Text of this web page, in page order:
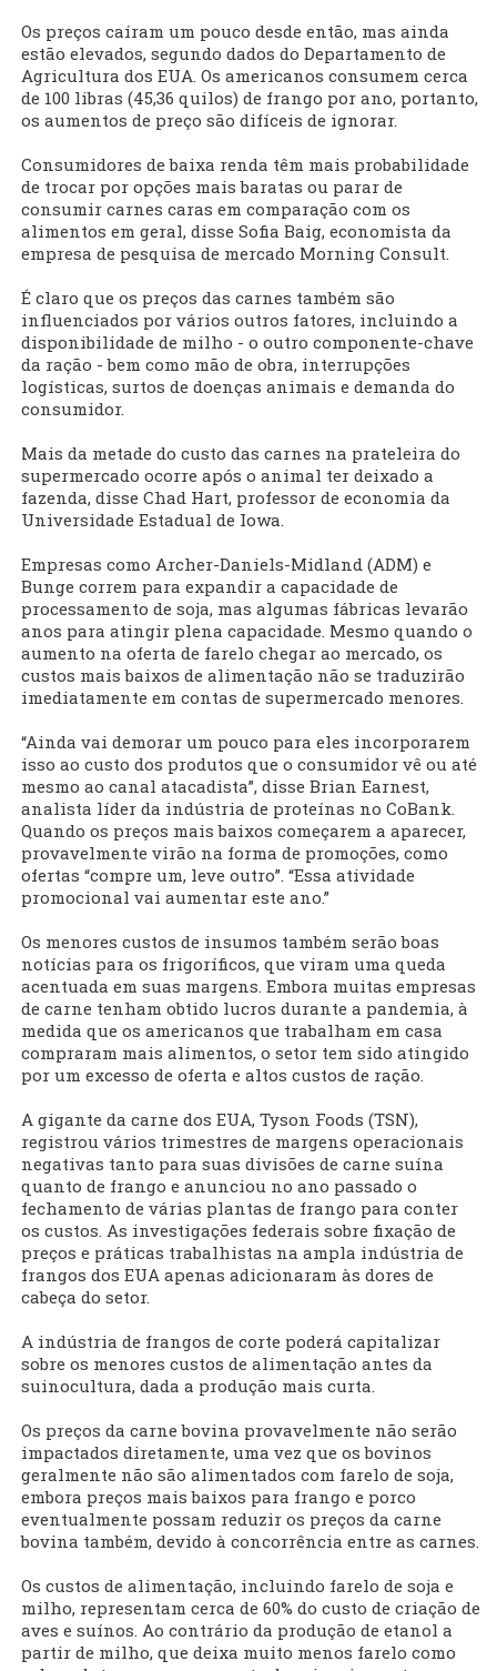
Os preços caíram um pouco desde então, mas ainda
estão elevados, segundo dados do Departamento de
Agricultura dos EUA. Os americanos consumem cerca
de 100 libras (45,36 quilos) de frango por ano, portanto,
os aumentos de preço são difíceis de ignorar.
Consumidores de baixa renda têm mais probabilidade
de trocar por opções mais baratas ou parar de
consumir carnes caras em comparação com os
alimentos em geral, disse Sofia Baig, economista da
empresa de pesquisa de mercado Morning Consult.
É claro que os preços das carnes também são
influenciados por vários outros fatores, incluindo a
disponibilidade de milho - o outro componente-chave
da ração - bem como mão de obra, interrupções
logísticas, surtos de doenças animais e demanda do
consumidor.
Mais da metade do custo das carnes na prateleira do
supermercado ocorre após o animal ter deixado a
fazenda, disse Chad Hart, professor de economia da
Universidade Estadual de Iowa.
Empresas como Archer-Daniels-Midland (ADM) e
Bunge correm para expandir a capacidade de
processamento de soja, mas algumas fábricas levarão
anos para atingir plena capacidade. Mesmo quando o
aumento na oferta de farelo chegar ao mercado, os
custos mais baixos de alimentação não se traduzirão
imediatamente em contas de supermercado menores.
“Ainda vai demorar um pouco para eles incorporarem
isso ao custo dos produtos que o consumidor vê ou até
mesmo ao canal atacadista”, disse Brian Earnest,
analista líder da indústria de proteínas no CoBank.
Quando os preços mais baixos começarem a aparecer,
provavelmente virão na forma de promoções, como
ofertas “compre um, leve outro”. “Essa atividade
promocional vai aumentar este ano.”
Os menores custos de insumos também serão boas
notícias para os frigoríficos, que viram uma queda
acentuada em suas margens. Embora muitas empresas
de carne tenham obtido lucros durante a pandemia, à
medida que os americanos que trabalham em casa
compraram mais alimentos, o setor tem sido atingido
por um excesso de oferta e altos custos de ração.
A gigante da carne dos EUA, Tyson Foods (TSN),
registrou vários trimestres de margens operacionais
negativas tanto para suas divisões de carne suína
quanto de frango e anunciou no ano passado o
fechamento de várias plantas de frango para conter
os custos. As investigações federais sobre fixação de
preços e práticas trabalhistas na ampla indústria de
frangos dos EUA apenas adicionaram às dores de
cabeça do setor.
A indústria de frangos de corte poderá capitalizar
sobre os menores custos de alimentação antes da
suinocultura, dada a produção mais curta.
Os preços da carne bovina provavelmente não serão
impactados diretamente, uma vez que os bovinos
geralmente não são alimentados com farelo de soja,
embora preços mais baixos para frango e porco
eventualmente possam reduzir os preços da carne
bovina também, devido à concorrência entre as carnes.
Os custos de alimentação, incluindo farelo de soja e
milho, representam cerca de 60% do custo de criação de
aves e suínos. Ao contrário da produção de etanol a
partir de milho, que deixa muito menos farelo como